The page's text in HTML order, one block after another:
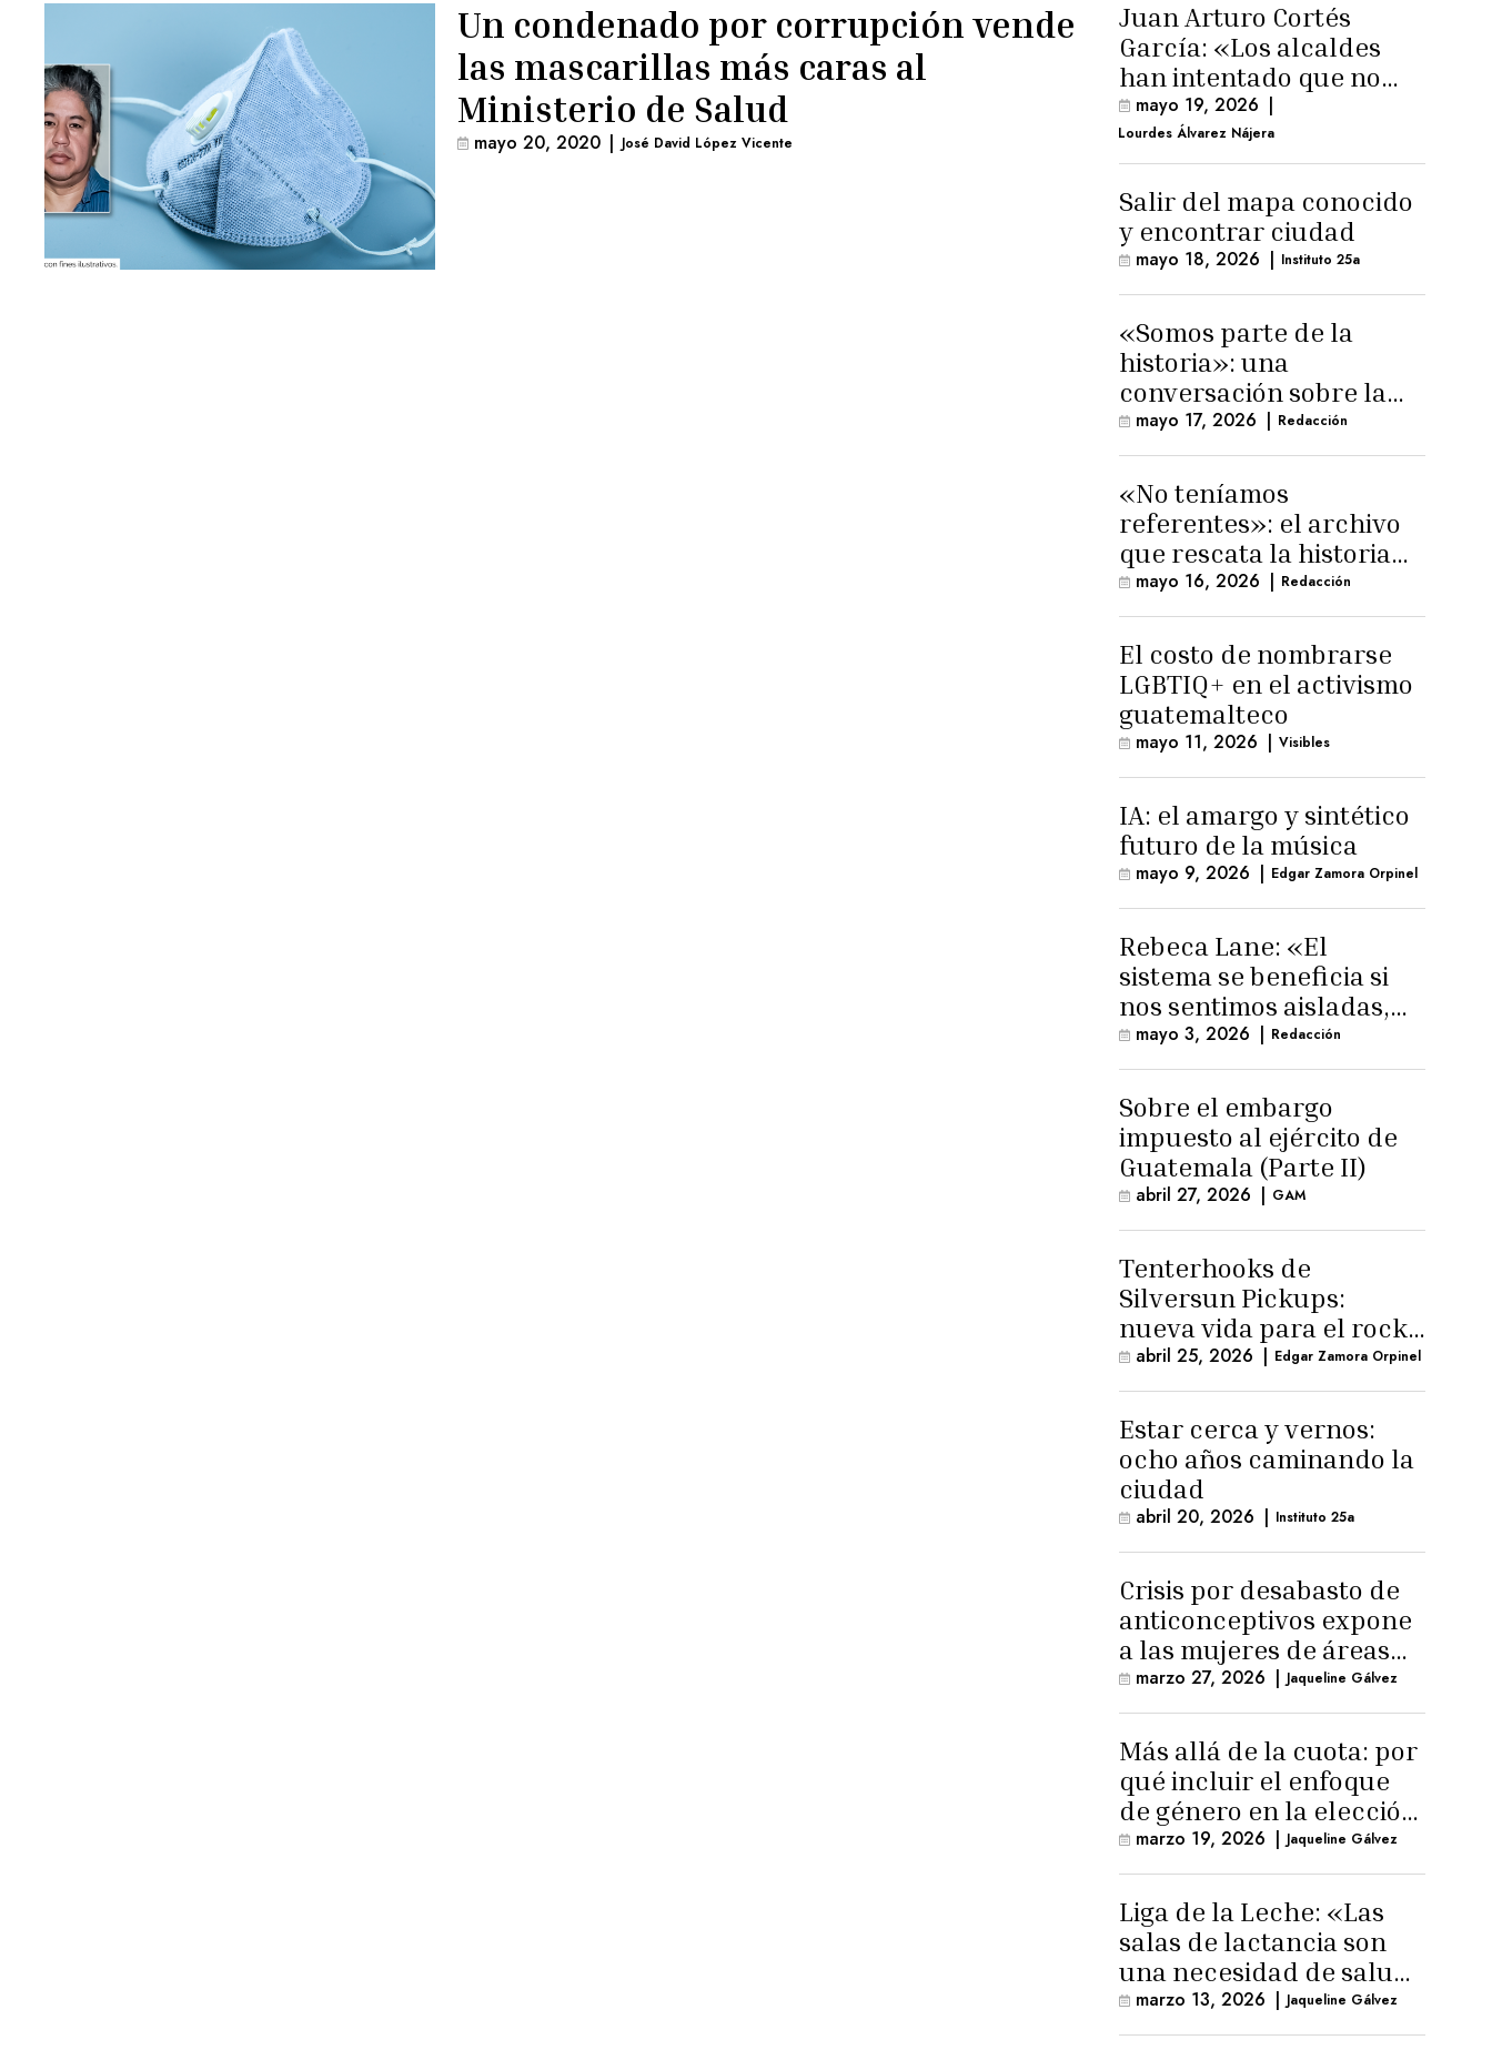
Un condenado por corrupción vende
las mascarillas más caras al
Ministerio de Salud
mayo 20, 2020 | José David López Vicente
Juan Arturo Cortés
García: «Los alcaldes
han intentado que no
exista el terreno
comunal»
mayo 19, 2026 |
Lourdes Álvarez Nájera
Salir del mapa conocido
y encontrar ciudad
mayo 18, 2026 | Instituto 25a
«Somos parte de la
historia»: una
conversación sobre la
memoria trans
masculina
mayo 17, 2026 | Redacción
«No teníamos
referentes»: el archivo
que rescata la historia
trans masculina en
Latinoamérica
mayo 16, 2026 | Redacción
El costo de nombrarse
LGBTIQ+ en el activismo
guatemalteco
mayo 11, 2026 | Visibles
IA: el amargo y sintético
futuro de la música
mayo 9, 2026 | Edgar Zamora Orpinel
Rebeca Lane: «El
sistema se beneficia si
nos sentimos aisladas,
sin esperanza o espacio
para la ternura»
mayo 3, 2026 | Redacción
Sobre el embargo
impuesto al ejército de
Guatemala (Parte II)
abril 27, 2026 | GAM
Tenterhooks de
Silversun Pickups:
nueva vida para el rock
alternativo
abril 25, 2026 | Edgar Zamora Orpinel
Estar cerca y vernos:
ocho años caminando la
ciudad
abril 20, 2026 | Instituto 25a
Crisis por desabasto de
anticonceptivos expone
a las mujeres de áreas
rurales
marzo 27, 2026 | Jaqueline Gálvez
Más allá de la cuota: por
qué incluir el enfoque
de género en la elección
de Fiscal General
marzo 19, 2026 | Jaqueline Gálvez
Liga de la Leche: «Las
salas de lactancia son
una necesidad de salud
pública»
marzo 13, 2026 | Jaqueline Gálvez